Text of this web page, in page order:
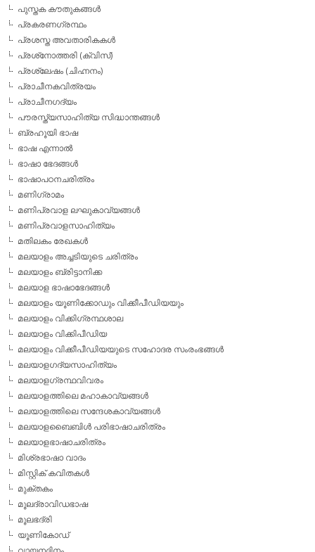
പുസ്തക കൗതുകങ്ങള്‍
പ്രകരണഗ്രന്ഥം
പ്രശസ്ത അവതാരികകള്‍
പ്രശ്‌നോത്തരി (ക്വിസ്)
പ്രശ്ലേഷം (ചിഹ്നനം)
പ്രാചീനകവിത്രയം
പ്രാചീനഗദ്യം
പൗരസ്ത്യസാഹിത്യ സിദ്ധാന്തങ്ങള്‍
ബ്രഹൂയി ഭാഷ
ഭാഷ എന്നാല്‍
ഭാഷാ ഭേദങ്ങള്‍
ഭാഷാപഠനചരിത്രം
മണിഗ്രാമം
മണിപ്രവാള ലഘുകാവ്യങ്ങള്‍
മണിപ്രവാളസാഹിത്യം
മതിലകം രേഖകള്‍
മലയാളം അച്ചടിയുടെ ചരിത്രം
മലയാളം ബ്രിട്ടാനിക്ക
മലയാള ഭാഷാഭേദങ്ങള്‍
മലയാളം യൂണിക്കോഡും വിക്കീപീഡിയയും
മലയാളം വിക്കിഗ്രന്ഥശാല
മലയാളം വിക്കിപീഡിയ
മലയാളം വിക്കീപീഡിയയുടെ സഹോദര സംരംഭങ്ങള്‍
മലയാളഗദ്യസാഹിത്യം
മലയാളഗ്രന്ഥവിവരം
മലയാളത്തിലെ മഹാകാവ്യങ്ങള്‍
മലയാളത്തിലെ സന്ദേശകാവ്യങ്ങള്‍
മലയാളബൈബിള്‍ പരിഭാഷാചരിത്രം
മലയാളഭാഷാചരിത്രം
മിശ്രഭാഷാ വാദം
മിസ്റ്റിക് കവിതകള്‍
മുക്തകം
മൂലദ്രാവിഡഭാഷ
മൂലഭദ്രി
യൂണികോഡ്